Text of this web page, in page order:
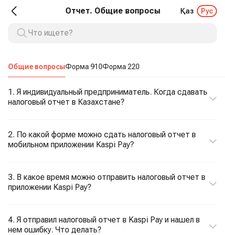
Отчет. Общие вопросы Қаз Рус
Общие вопросыФорма 910Форма 220
1. Я индивидуальный предприниматель. Когда сдавать
налоговый отчет в Казахстане?
2. По какой форме можно сдать налоговый отчет в
мобильном приложении Kaspi Pay?
3. В какое время можно отправить налоговый отчет в
приложении Kaspi Pay?
4. Я отправил налоговый отчет в Kaspi Pay и нашел в
нем ошибку. Что делать?